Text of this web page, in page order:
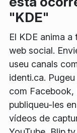
"KDE"
El KDE anima
web social.
useu canals
identi.ca.
com Facebook,
publiqueu-les
vídeos de